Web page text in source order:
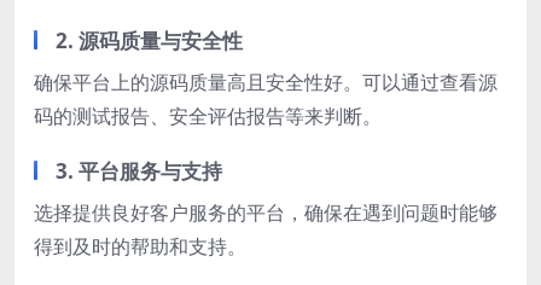
2. 源码质量与安全性
确保平台上的源码质量高且安全性好。可以通过查看源
码的测试报告、安全评估报告等来判断。
3. 平台服务与支持
选择提供良好客户服务的平台，确保在遇到问题时能够
得到及时的帮助和支持。